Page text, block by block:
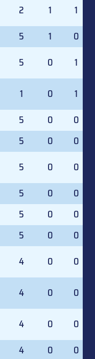
2 1
1
5 1
0
5 0 1
1 0
1
5 0
0
5 0
0
5 0
0
5 0
0
5 0
0
5 0
0
4 0 0
4 0 0
4 0
0
4 0
0